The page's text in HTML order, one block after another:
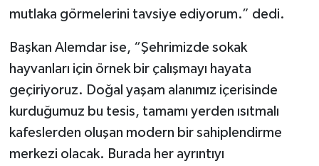
mutlaka görmelerini tavsiye ediyorum.” dedi.
Başkan Alemdar ise, “Şehrimizde sokak
hayvanları için örnek bir çalışmayı hayata
geçiriyoruz. Doğal yaşam alanımız içerisinde
kurduğumuz bu tesis, tamamı yerden ısıtmalı
kafeslerden oluşan modern bir sahiplendirme
merkezi olacak. Burada her ayrıntıyı